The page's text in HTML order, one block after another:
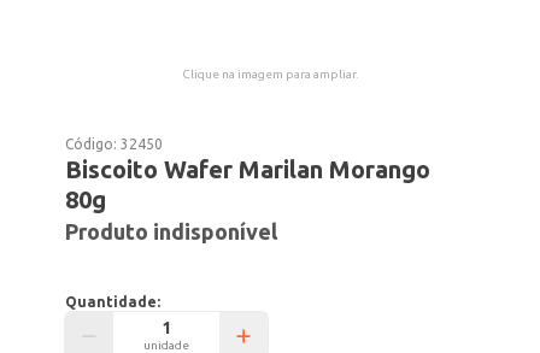
Clique na imagem para ampliar.
Código:32450
Biscoito Wafer Marilan Morango
80g
Produto indisponível
Quantidade:
unidade